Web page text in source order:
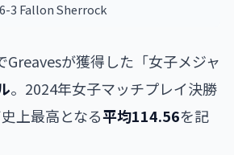
3 Fallon Sherrock
が獲得した「女子メジャ
。2024年女子マッチプレイ決勝
上最高となる平均114.56を記